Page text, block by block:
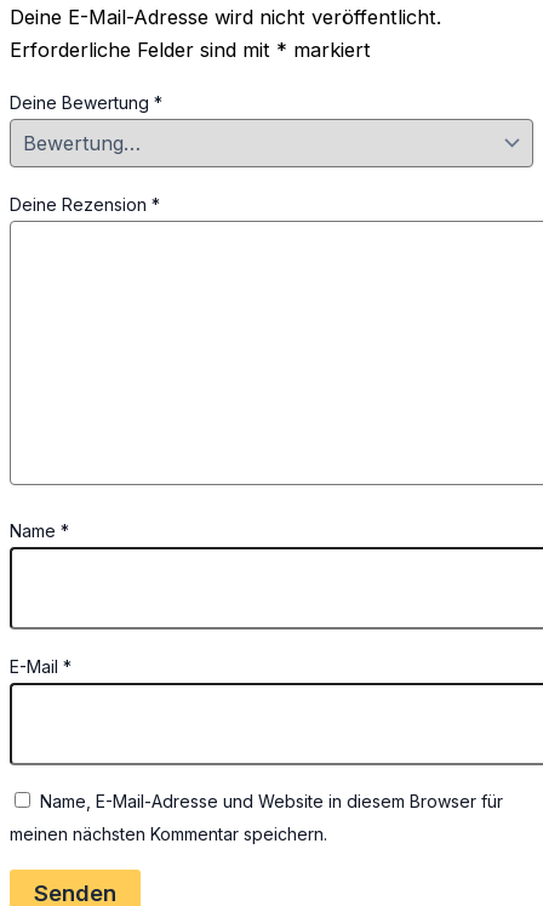
Deine E-Mail-Adresse wird nicht veröffentlicht.
Erforderliche Felder sind mit * markiert
Deine Bewertung *
Deine Rezension *
Name *
E-Mail *
Name, E-Mail-Adresse und Website in diesem Browser für
meinen nächsten Kommentar speichern.